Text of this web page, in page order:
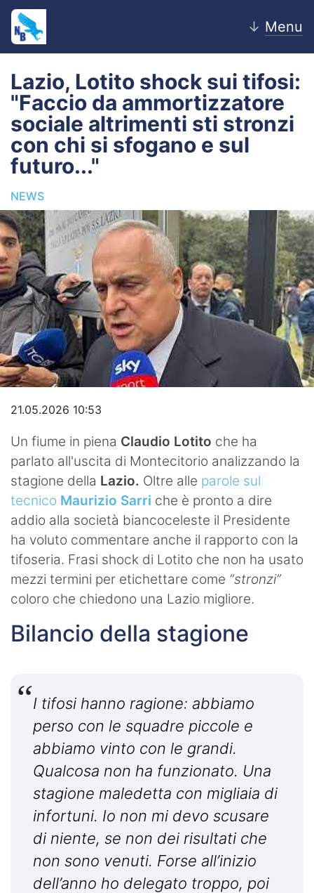
↓ Menu
Home
News
Editoriale
Pagelle
Settore Giovanile
Lazio Women
Calciomercato
Video
Lazio, Lotito shock sui tifosi:
"Faccio da ammortizzatore
sociale altrimenti sti stronzi
con chi si sfogano e sul
futuro..."
NEWS
21.05.2026 10:53
Un fiume in piena Claudio Lotito che ha
parlato all'uscita di Montecitorio analizzando la
stagione della Lazio. Oltre alle parole sul
tecnico Maurizio Sarri che è pronto a dire
addio alla società biancoceleste il Presidente
ha voluto commentare anche il rapporto con la
tifoseria. Frasi shock di Lotito che non ha usato
mezzi termini per etichettare come “stronzi”
coloro che chiedono una Lazio migliore.
Bilancio della stagione
I tifosi hanno ragione: abbiamo
perso con le squadre piccole e
abbiamo vinto con le grandi.
Qualcosa non ha funzionato. Una
stagione maledetta con migliaia di
infortuni. Io non mi devo scusare
di niente, se non dei risultati che
non sono venuti. Forse all’inizio
dell’anno ho delegato troppo, poi